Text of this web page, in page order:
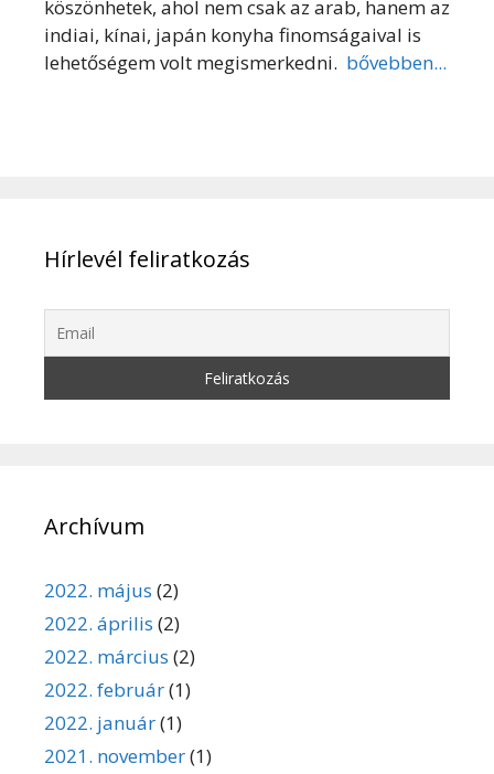
köszönhetek, ahol nem csak az arab, hanem az
indiai, kínai, japán konyha finomságaival is
lehetőségem volt megismerkedni. bővebben...
Hírlevél feliratkozás
Archívum
2022. május (2)
2022. április (2)
2022. március (2)
2022. február(1)
2022. január(1)
2021. november(1)